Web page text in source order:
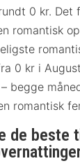
0 kr. Det
romantisk
0 kr i
begge
romantisk
de beste